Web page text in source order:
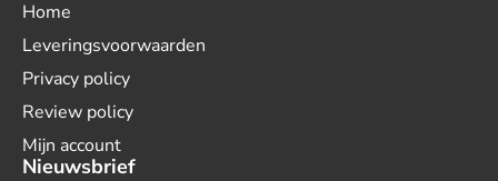
Home
Leveringsvoorwaarden
Privacy policy
Review policy
Mijn account
Nieuwsbrief